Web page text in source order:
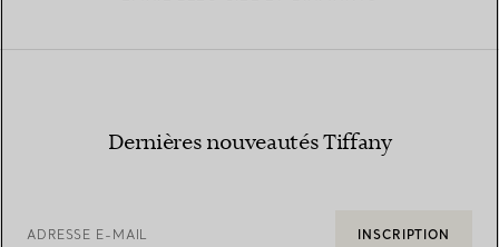
Dernières nouveautés Tiffany
ADRESSE E-MAIL INSCRIPTION